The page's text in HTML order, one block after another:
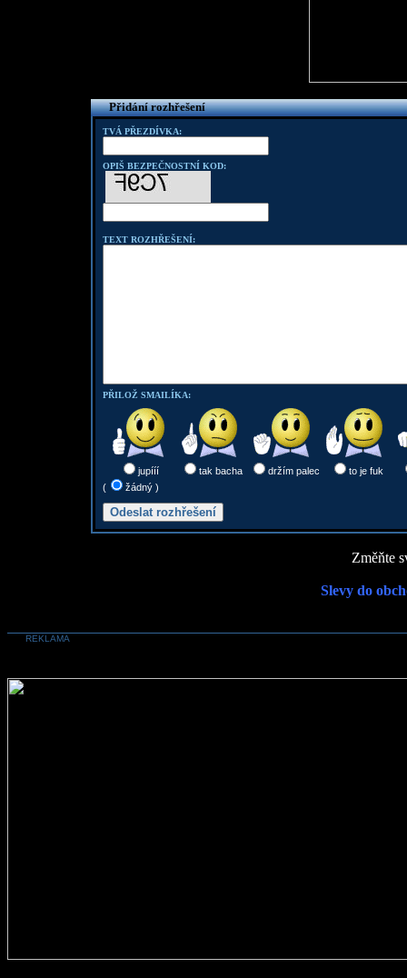
Přidání rozhřešení
TVÁ PŘEZDÍVKA:
OPIŠ BEZPEČNOSTNÍ KOD:
TEXT ROZHŘEŠENÍ:
PŘILOŽ SMAILÍKA:
jupííí tak bacha držím palec
to je fuk
(
žádný )
Změňte
Slevy do
REKLAMA